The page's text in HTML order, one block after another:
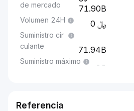
de mercado
71.90B
Volumen 24H 0
Suministro cir
culante
71.94B
Suministro máximo --
Referencia